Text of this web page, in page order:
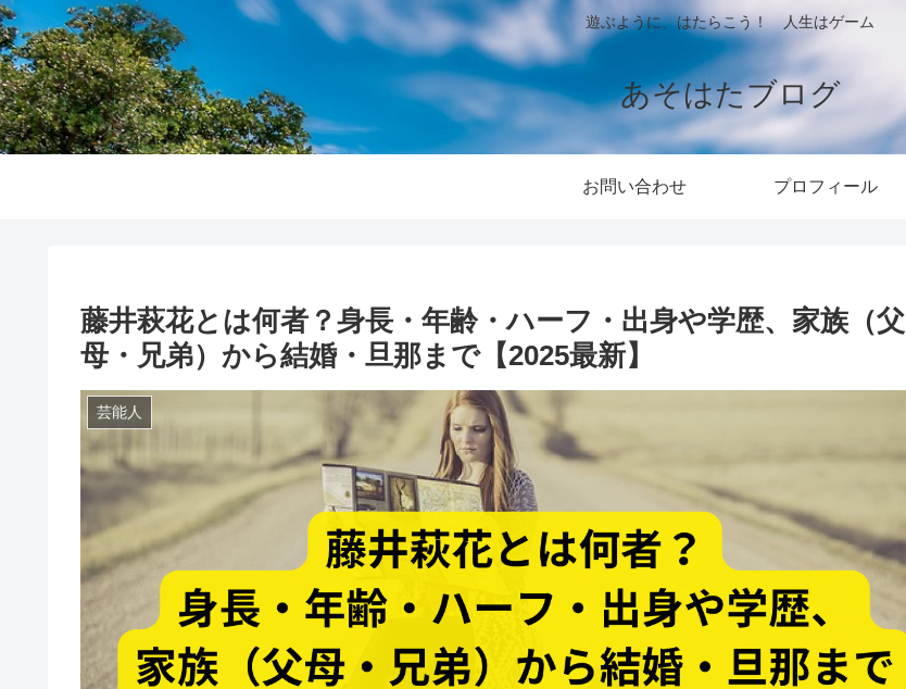
遊ぶように、はたらこう！ 人生はゲーム
あそはたブログ
お問い合わせ プロフィール
藤井萩花とは何者？身長・年齢・ハーフ・出身や学歴、家族（父
母・兄弟）から結婚・旦那まで【2025最新】
芸能人